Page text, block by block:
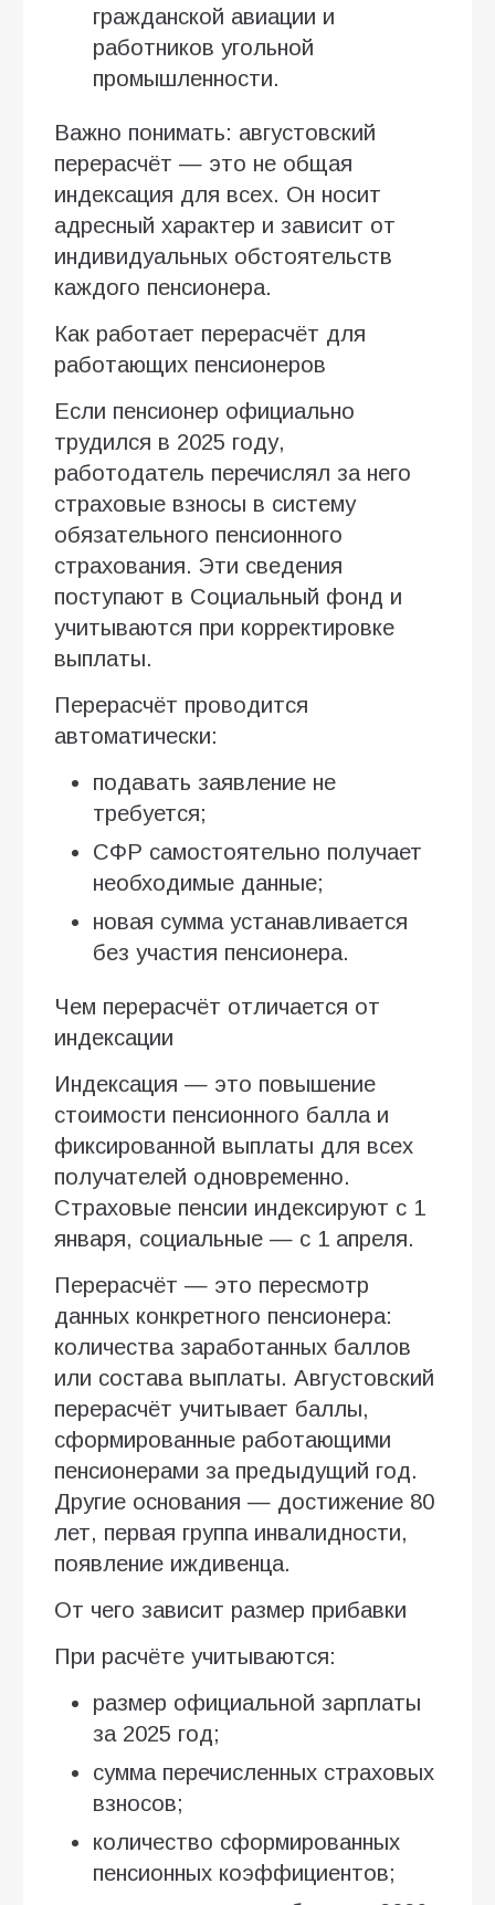
гражданской авиации и
работников угольной
промышленности.
Важно понимать: августовский
перерасчёт — это не общая
индексация для всех. Он носит
адресный характер и зависит от
индивидуальных обстоятельств
каждого пенсионера.
Как работает перерасчёт для
работающих пенсионеров
Если пенсионер официально
трудился в 2025 году,
работодатель перечислял за него
страховые взносы в систему
обязательного пенсионного
страхования. Эти сведения
поступают в Социальный фонд и
учитываются при корректировке
выплаты.
Перерасчёт проводится
автоматически:
подавать заявление не
требуется;
СФР самостоятельно получает
необходимые данные;
новая сумма устанавливается
без участия пенсионера.
Чем перерасчёт отличается от
индексации
Индексация — это повышение
стоимости пенсионного балла и
фиксированной выплаты для всех
получателей одновременно.
Страховые пенсии индексируют с 1
января, социальные — с 1 апреля.
Перерасчёт — это пересмотр
данных конкретного пенсионера:
количества заработанных баллов
или состава выплаты. Августовский
перерасчёт учитывает баллы,
сформированные работающими
пенсионерами за предыдущий год.
Другие основания — достижение 80
лет, первая группа инвалидности,
появление иждивенца.
От чего зависит размер прибавки
При расчёте учитываются:
размер официальной зарплаты
за 2025 год;
сумма перечисленных страховых
взносов;
количество сформированных
пенсионных коэффициентов;